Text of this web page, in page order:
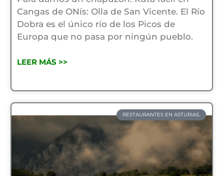
Cangas de ONís: Olla de San Vicente. El Río
Dobra es el único río de los Picos de
Europa que no pasa por ningún pueblo.
LEER MÁS >>
RESTAURANTES EN ASTURIAS.